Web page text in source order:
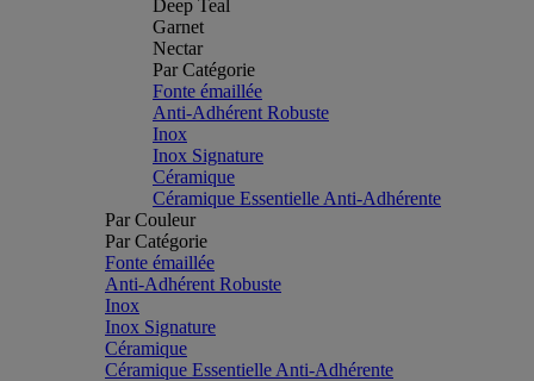
Deep Teal
Garnet
Nectar
Par Catégorie
Fonte émaillée
Anti-Adhérent Robuste
Inox
Inox Signature
Céramique
Céramique Essentielle Anti-Adhérente
Par Couleur
Par Catégorie
Fonte émaillée
Anti-Adhérent Robuste
Inox
Inox Signature
Céramique
Céramique Essentielle Anti-Adhérente